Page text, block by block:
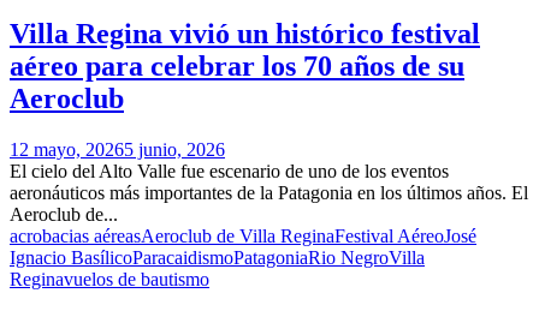
Villa Regina vivió un histórico festival
aéreo para celebrar los 70 años de su
Aeroclub
12 mayo, 20265 junio, 2026
El cielo del Alto Valle fue escenario de uno de los eventos
aeronáuticos más importantes de la Patagonia en los últimos años. El
Aeroclub de...
acrobacias aéreasAeroclub de Villa ReginaFestival AéreoJosé
Ignacio BasílicoParacaidismoPatagoniaRio NegroVilla
Reginavuelos de bautismo